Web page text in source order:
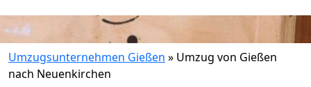
Umzugsunternehmen Gießen » Umzug von Gießen
nach Neuenkirchen